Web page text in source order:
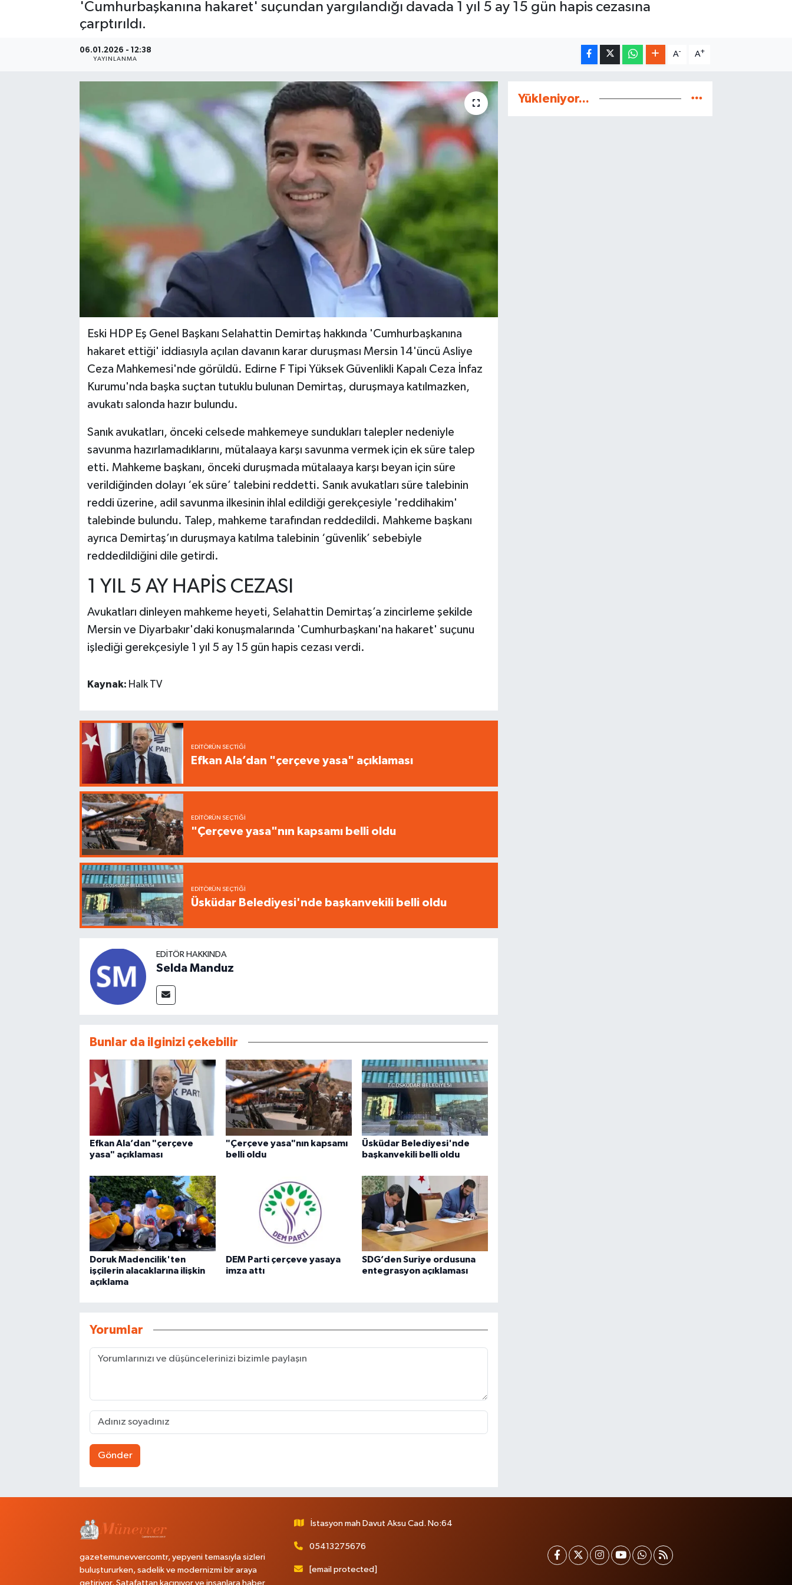
'Cumhurbaşkanına hakaret' suçundan yargılandığı davada 1 yıl 5 ay 15 gün hapis cezasına
çarptırıldı.
06.01.2026 - 12:38
YAYINLANMA
A- A+
Eski HDP Eş Genel Başkanı Selahattin Demirtaş hakkında 'Cumhurbaşkanına
hakaret ettiği' iddiasıyla açılan davanın karar duruşması Mersin 14'üncü Asliye
Ceza Mahkemesi'nde görüldü. Edirne F Tipi Yüksek Güvenlikli Kapalı Ceza İnfaz
Kurumu'nda başka suçtan tutuklu bulunan Demirtaş, duruşmaya katılmazken,
avukatı salonda hazır bulundu.
Sanık avukatları, önceki celsede mahkemeye sundukları talepler nedeniyle
savunma hazırlamadıklarını, mütalaaya karşı savunma vermek için ek süre talep
etti. Mahkeme başkanı, önceki duruşmada mütalaaya karşı beyan için süre
verildiğinden dolayı ‘ek süre’ talebini reddetti. Sanık avukatları süre talebinin
reddi üzerine, adil savunma ilkesinin ihlal edildiği gerekçesiyle 'reddihakim'
talebinde bulundu. Talep, mahkeme tarafından reddedildi. Mahkeme başkanı
ayrıca Demirtaş’ın duruşmaya katılma talebinin ‘güvenlik’ sebebiyle
reddedildiğini dile getirdi.
1 YIL 5 AY HAPİS CEZASI
Avukatları dinleyen mahkeme heyeti, Selahattin Demirtaş’a zincirleme şekilde
Mersin ve Diyarbakır'daki konuşmalarında 'Cumhurbaşkanı'na hakaret' suçunu
işlediği gerekçesiyle 1 yıl 5 ay 15 gün hapis cezası verdi.
Kaynak: Halk TV
EDITÖRÜN SEÇTIĞI
Efkan Ala’dan "çerçeve yasa" açıklaması
EDITÖRÜN SEÇTIĞI
"Çerçeve yasa"nın kapsamı belli oldu
EDITÖRÜN SEÇTIĞI
Üsküdar Belediyesi'nde başkanvekili belli oldu
EDITÖR HAKKINDA
Selda Manduz
Bunlar da ilginizi çekebilir
Efkan Ala’dan "çerçeve
yasa" açıklaması
"Çerçeve yasa"nın kapsamı
belli oldu
Üsküdar Belediyesi'nde
başkanvekili belli oldu
Doruk Madencilik'ten
işçilerin alacaklarına ilişkin
açıklama
DEM Parti çerçeve yasaya
imza attı
SDG’den Suriye ordusuna
entegrasyon açıklaması
Yorumlar
Gönder
Yükleniyor...
gazetemunevvercomtr, yepyeni temasıyla sizleri
buluştururken, sadelik ve modernizmi bir araya
getiriyor. Şatafattan kaçınıyor ve insanlara haber
İstasyon mah Davut Aksu Cad. No:64
05413275676
[email protected]